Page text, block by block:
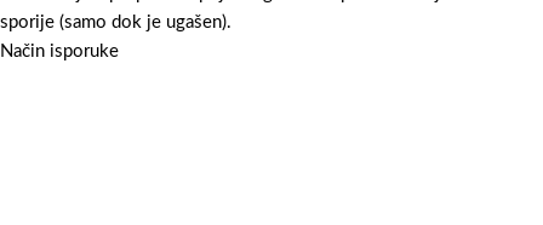
sporije (samo dok je ugašen).
Način isporuke